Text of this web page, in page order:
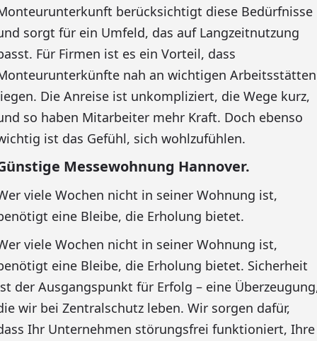
berücksichtigt diese Bedürfnisse
sorgt für ein Umfeld, das auf Langzeitnutzung
Für Firmen ist es ein Vorteil, dass
nah an wichtigen Arbeitsstätten
Die Anreise ist unkompliziert, die Wege kurz,
so haben Mitarbeiter mehr Kraft. Doch ebenso
ist das Gefühl, sich wohlzufühlen.
Messewohnung Hannover.
viele Wochen nicht in seiner Wohnung ist,
eine Bleibe, die Erholung bietet.
viele Wochen nicht in seiner Wohnung ist,
eine Bleibe, die Erholung bietet. Sicherheit
der Ausgangspunkt für Erfolg – eine
wir bei Zentralschutz leben. Wir sorgen dafür,
Ihr Unternehmen störungsfrei funktioniert, Ihre